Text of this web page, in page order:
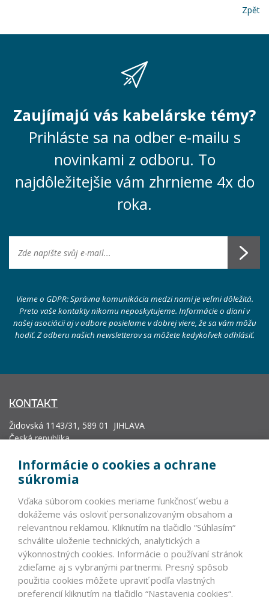
Zpět
Zaujímajú vás kabelárske témy?
Prihláste sa na odber e-mailu s
novinkami z odboru. To
najdôležitejšie vám zhrnieme 4x do
roka.
Vieme o GDPR: Správna komunikácia medzi nami je veľmi dôležitá.
Preto vaše kontakty nikomu neposkytujeme. Informácie o dianí v
našej asociácii aj v odbore posielame v dobrej viere, že sa vám môžu
hodiť. Z odberu našich newsletterov sa môžete kedykoľvek odhlásiť.
KONTAKT
Židovská 1143/31, 589 01 JIHLAVA
Česká republika
+420 602 271 633
Krajský soud v Brně, oddíl L, vložka 19552.
PARTNERI
VLÁDNE INŠTITÚCIE ČR A SR >
NEVLÁDNE INŠTITÚCIE
Informácie o cookies a ochrane
súkromia
Vďaka súborom cookies meriame funkčnosť webu a
dokážeme vás osloviť personalizovaným obsahom a
relevantnou reklamou. Kliknutím na tlačidlo “Súhlasím“
schválite uloženie technických, analytických a
výkonnostných cookies. Informácie o používaní stránok
zdieľame aj s vybranými partnermi. Presný spôsob
použitia cookies môžete upraviť podľa vlastných
preferencií kliknutím na tlačidlo “Nastavenia cookies“.